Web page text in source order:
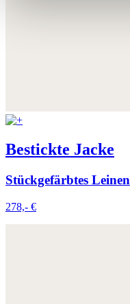
AGB
Bestickte Jacke
Stückgefärbtes Leinen
278,- €